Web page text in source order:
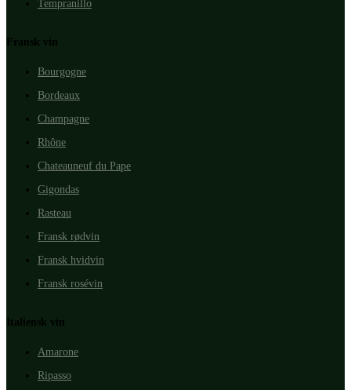
Tempranillo
Fransk vin
Bourgogne
Bordeaux
Champagne
Rhône
Chateauneuf du Pape
Gigondas
Rasteau
Fransk rødvin
Fransk hvidvin
Fransk rosévin
Italiensk vin
Amarone
Ripasso